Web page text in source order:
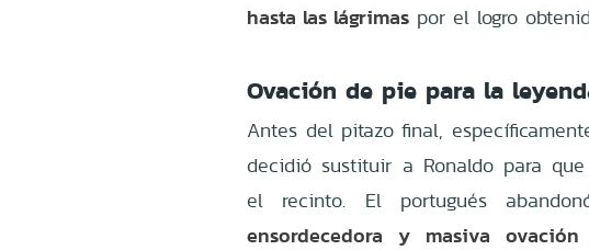
hasta las lágrimas por el logro
Ovación de pie para la
Antes del pitazo final,
decidió sustituir a Ronaldo para
el recinto. El portugués
ensordecedora y masiva